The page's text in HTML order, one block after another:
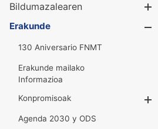
Bildumazalearen
Erakunde
130 Aniversario FNMT
Erakunde mailako
Informazioa
Konpromisoak
Agenda 2030 y ODS